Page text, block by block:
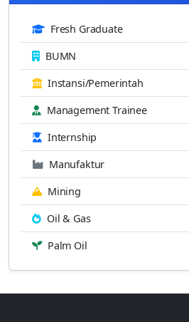
Fresh Graduate
BUMN
Instansi/Pemerintah
Management Trainee
Internship
Manufaktur
Mining
Oil & Gas
Palm Oil